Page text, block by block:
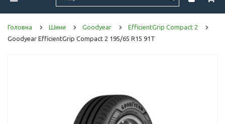
Головна Шини Goodyear
EfficientGrip Compact 2
Goodyear EfficientGrip Compact 2 195/65 R15 91T